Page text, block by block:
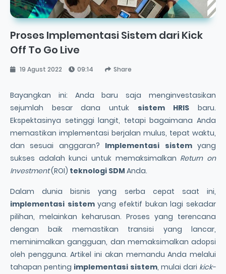
Proses Implementasi Sistem dari Kick
Off To Go Live
19 Agust 2022 09:14 Share
Bayangkan ini: Anda baru saja menginvestasikan
sejumlah besar dana untuk sistem HRIS baru.
Ekspektasinya setinggi langit, tetapi bagaimana Anda
memastikan implementasi berjalan mulus, tepat waktu,
dan sesuai anggaran? Implementasi sistemyang
sukses adalah kunci untuk memaksimalkan Return on
Investment(ROI) teknologi SDM Anda.
Dalam dunia bisnis yang serba cepat saat ini,
implementasi sistemyang efektif bukan lagi sekadar
pilihan, melainkan keharusan. Proses yang terencana
dengan baik memastikan transisi yang lancar,
meminimalkan gangguan, dan memaksimalkan adopsi
oleh pengguna. Artikel ini akan memandu Anda melalui
tahapan penting implementasi sistem, mulai dari kick-